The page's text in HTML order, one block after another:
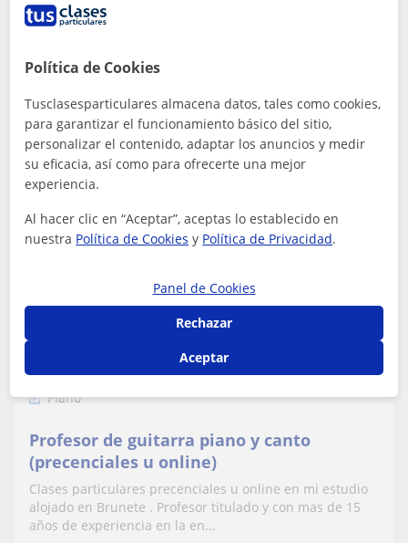
,PRESENCIALES Y ONLINE)
la enseñanza. Soy músico profesional, dedicado y con
dotes para la enseñanza en...
ver más Contactar
€
Roy
★ 5,0 (31 valoraciones)
Brunete, Quijorna, Sevilla La...
Piano
Profesor de guitarra piano y canto
(precenciales u online)
Clases particulares precenciales u online en mi estudio
alojado en Brunete . Profesor titulado y con mas de 15
años de experiencia en la en...
Política de Cookies
Tusclasesparticulares almacena datos, tales como cookies,
para garantizar el funcionamiento básico del sitio,
personalizar el contenido, adaptar los anuncios y medir
su eficacia, así como para ofrecerte una mejor
experiencia.
Al hacer clic en “Aceptar”, aceptas lo establecido en
nuestra Política de Cookies y Política de Privacidad.
Panel de Cookies
Rechazar
Aceptar